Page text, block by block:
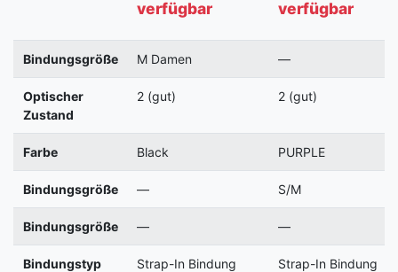
verfügbar verfügbar
Bindungsgröße M Damen —
Optischer
Zustand
2 (gut) 2 (gut)
Farbe Black PURPLE
Bindungsgröße — S/M
Bindungsgröße — —
Bindungstyp
Strap-In Bindung Strap-In Bindung